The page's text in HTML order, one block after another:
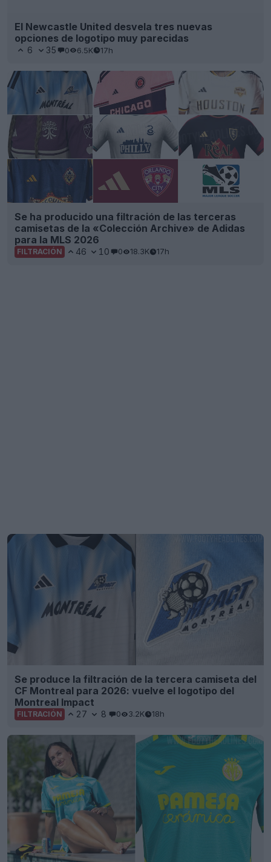
El Newcastle United desvela tres nuevas
opciones de logotipo muy parecidas
6 35 0 6.5K 17h
Se ha producido una filtración de las terceras
camisetas de la «Colección Archive» de Adidas
para la MLS 2026
FILTRACIÓN 46 10 0 18.3K 17h
Se produce la filtración de la tercera camiseta del
CF Montreal para 2026: vuelve el logotipo del
Montreal Impact
FILTRACIÓN 27 8 0 3.2K 18h